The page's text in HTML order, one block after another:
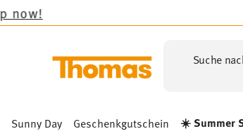
Suche
Sunny Day Geschenkgutschein ☀️ Summer